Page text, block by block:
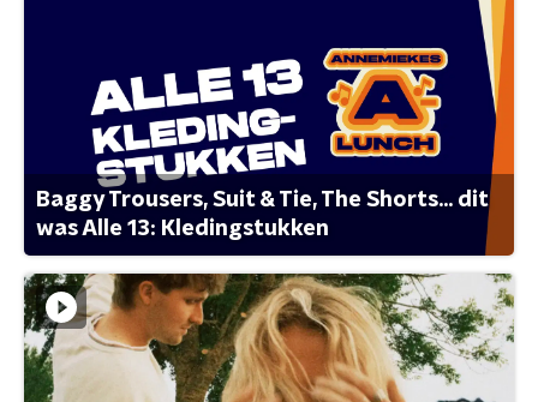
Baggy Trousers, Suit & Tie, The Shorts... dit
was Alle 13: Kledingstukken